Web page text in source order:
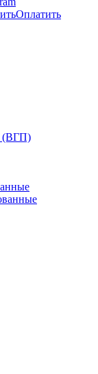
Оплатить
(ВГП)